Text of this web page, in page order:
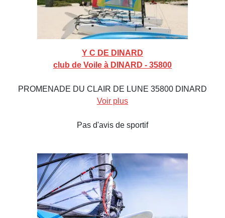
Y C DE DINARD
club de Voile à DINARD - 35800
PROMENADE DU CLAIR DE LUNE 35800 DINARD
Voir plus
Pas d'avis de sportif